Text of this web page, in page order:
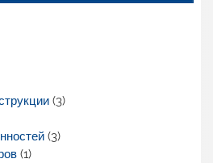
(3)
(3)
(1)